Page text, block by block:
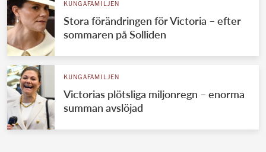
KUNGAFAMILJEN
Stora förändringen för Victoria – efter
sommaren på Solliden
KUNGAFAMILJEN
Victorias plötsliga miljonregn – enorma
summan avslöjad